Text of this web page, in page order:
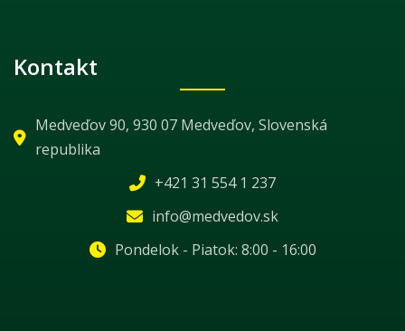
Kontakt
Medveďov 90, 930 07 Medveďov, Slovenská
republika
+421 31 554 1 237
info@medvedov.sk
Pondelok - Piatok: 8:00 - 16:00